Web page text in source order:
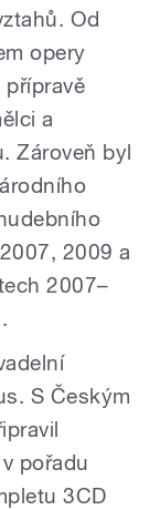
Od
opery
a
Zároveň byl
2009 a
2007–
S Českým
pořadu
3CD